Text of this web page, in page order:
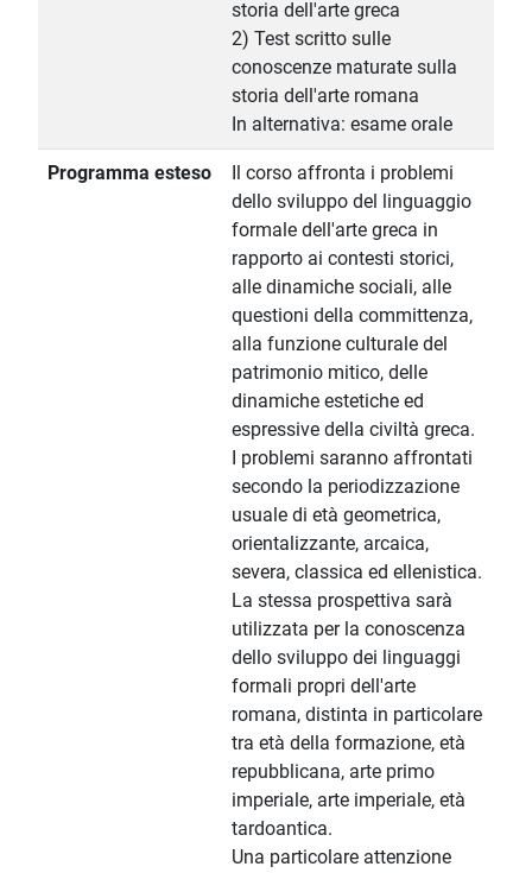
storia dell'arte greca
2) Test scritto sulle
conoscenze maturate sulla
storia dell'arte romana
In alternativa: esame orale
Programma esteso
Il corso affronta i problemi
dello sviluppo del linguaggio
formale dell'arte greca in
rapporto ai contesti storici,
alle dinamiche sociali, alle
questioni della committenza,
alla funzione culturale del
patrimonio mitico, delle
dinamiche estetiche ed
espressive della civiltà greca.
I problemi saranno affrontati
secondo la periodizzazione
usuale di età geometrica,
orientalizzante, arcaica,
severa, classica ed ellenistica.
La stessa prospettiva sarà
utilizzata per la conoscenza
dello sviluppo dei linguaggi
formali propri dell'arte
romana, distinta in particolare
tra età della formazione, età
repubblicana, arte primo
imperiale, arte imperiale, età
tardoantica.
Una particolare attenzione